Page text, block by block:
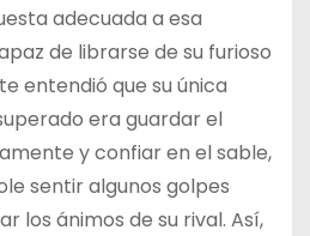
adecuada a esa
de librarse de su furioso
entendió que su única
era guardar el
y confiar en el sable,
sentir algunos golpes
los ánimos de su rival. Así,